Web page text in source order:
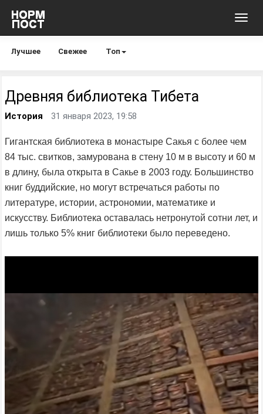
Лучшее Свежее Топ
Древняя библиотека Тибета
История 31 января 2023, 19:58
Гигантская библиотека в монастыре Сакья с более чем
84 тыс. свитков, замурована в стену 10 м в высоту и 60 м
в длину, была открыта в Сакье в 2003 году. Большинство
книг буддийские, но могут встречаться работы по
литературе, истории, астрономии, математике и
искусству. Библиотека оставалась нетронутой сотни лет, и
лишь только 5% книг библиотеки было переведено.